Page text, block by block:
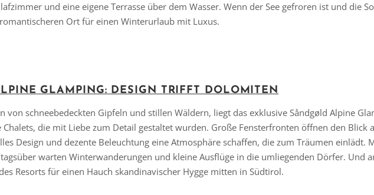
und eine eigene Terrasse über dem Wasser. Wenn der See gefroren ist und die
Ort für einen Winterurlaub mit Luxus.
GLAMPING: DESIGN TRIFFT DOLOMITEN
von schneebedeckten Gipfeln und stillen Wäldern, liegt das exklusive Såndgøld Alpine
Chalets, die mit Liebe zum Detail gestaltet wurden. Große Fensterfronten öffnen den
Design und dezente Beleuchtung eine Atmosphäre schaffen, die zum Träumen einlädt.
warten Winterwanderungen und kleine Ausflüge in die umliegenden Dörfer. Und
Resorts für einen Hauch skandinavischer Hygge mitten in Südtirol.